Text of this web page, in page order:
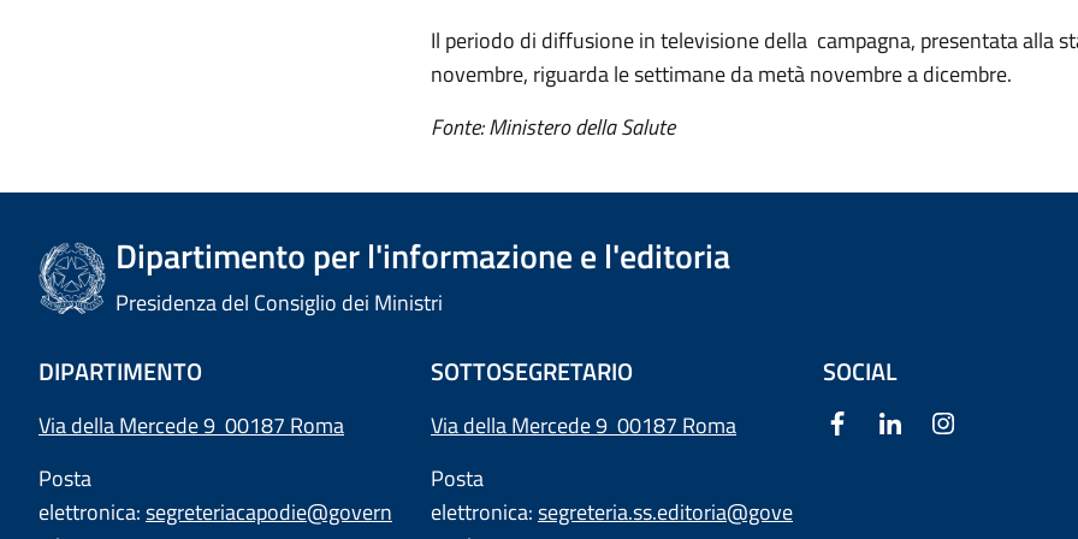
Il periodo di diffusione in televisione della campagna, presentata alla
novembre, riguarda le settimane da metà novembre a dicembre.
Fonte: Ministero della Salute
Dipartimento per l'informazione e l'editoria
Presidenza del Consiglio dei Ministri
DIPARTIMENTO
Via della Mercede 9 00187 Roma
Posta
elettronica:segreteriacapodie@govern
SOTTOSEGRETARIO
Via della Mercede 9 00187 Roma
Posta
elettronica:segreteria.ss.editoria@gove
SOCIAL